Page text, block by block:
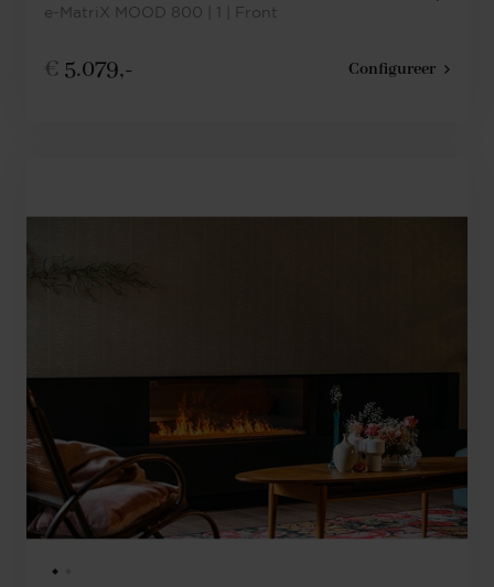
e-MatriX MOOD 800 | 1 | Front
€ 5.079,- Configureer